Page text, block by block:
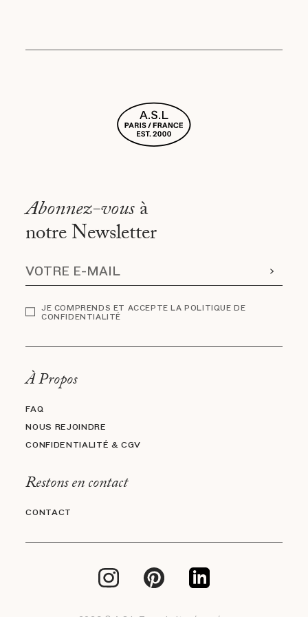
Abonnez-vousà
notre Newsletter
JE COMPRENDS ET ACCEPTE LA POLITIQUE DE
CONFIDENTIALITÉ
À Propos
FAQ
NOUS REJOINDRE
CONFIDENTIALITÉ & CGV
Restons en contact
CONTACT